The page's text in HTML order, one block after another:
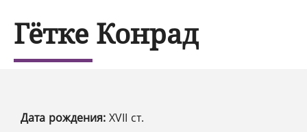
Гётке Конрад
Дата рождения: XVІІ ст.